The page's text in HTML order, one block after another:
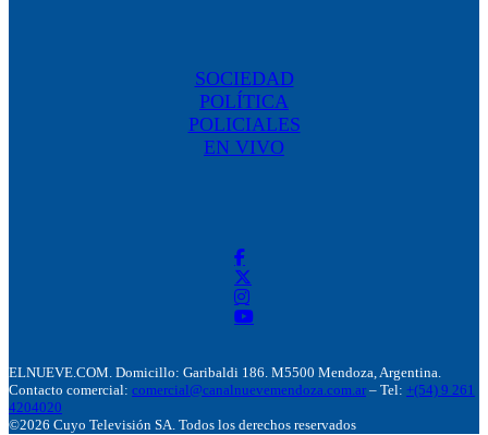
SOCIEDAD
POLÍTICA
POLICIALES
EN VIVO
ELNUEVE.COM. Domicillo: Garibaldi 186. M5500 Mendoza, Argentina.
Contacto comercial: comercial@canalnuevemendoza.com.ar – Tel: +(54) 9 261
4204020
©2026 Cuyo Televisión SA. Todos los derechos reservados